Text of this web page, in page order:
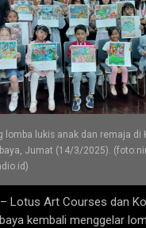
lomba lukis anak dan remaja di
Jumat (14/3/2025).
– Lotus Art Courses dan
kembali menggelar